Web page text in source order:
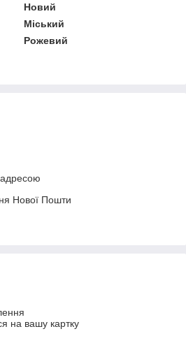
Новий
Міський
Рожевий
адресою
Нової Пошти
на вашу картку